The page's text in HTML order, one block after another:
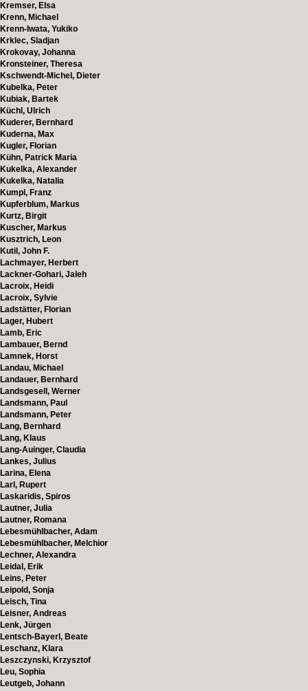
Kremser, Elsa
Krenn, Michael
Krenn-Iwata, Yukiko
Krklec, Sladjan
Krokovay, Johanna
Kronsteiner, Theresa
Kschwendt-Michel, Dieter
Kubelka, Peter
Kubiak, Bartek
Küchl, Ulrich
Kuderer, Bernhard
Kuderna, Max
Kugler, Florian
Kühn, Patrick Maria
Kukelka, Alexander
Kukelka, Natalia
Kumpl, Franz
Kupferblum, Markus
Kurtz, Birgit
Kuscher, Markus
Kusztrich, Leon
Kutil, John F.
Lachmayer, Herbert
Lackner-Gohari, Jaleh
Lacroix, Heidi
Lacroix, Sylvie
Ladstätter, Florian
Lager, Hubert
Lamb, Eric
Lambauer, Bernd
Lamnek, Horst
Landau, Michael
Landauer, Bernhard
Landsgesell, Werner
Landsmann, Paul
Landsmann, Peter
Lang, Bernhard
Lang, Klaus
Lang-Auinger, Claudia
Lankes, Julius
Larina, Elena
Larl, Rupert
Laskaridis, Spiros
Lautner, Julia
Lautner, Romana
Lebesmühlbacher, Adam
Lebesmühlbacher, Melchior
Lechner, Alexandra
Leidal, Erik
Leins, Peter
Leipold, Sonja
Leisch, Tina
Leisner, Andreas
Lenk, Jürgen
Lentsch-Bayerl, Beate
Leschanz, Klara
Leszczynski, Krzysztof
Leu, Sophia
Leutgeb, Johann